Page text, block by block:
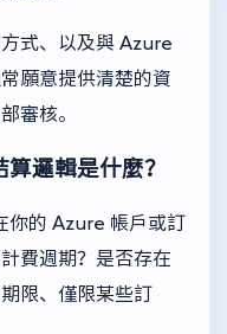
式、以及與 Azure
願意提供清楚的資
審核。
邏輯是什麼？
你的 Azure 帳戶或訂
費週期？是否存在
限、僅限某些訂